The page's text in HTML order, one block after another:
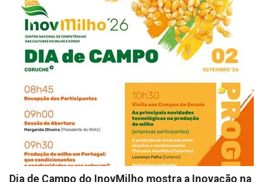
Dia de Campo do InovMilho mostra a Inovação na